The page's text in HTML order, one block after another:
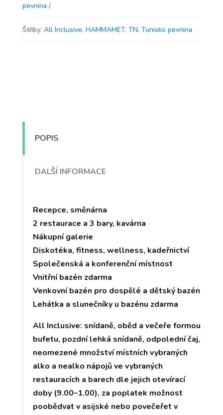
pevnina
Štítky: All Inclusive, HAMMAMET, TN, Tunisko pevnina
POPIS
DALŠÍ INFORMACE
Recepce, směnárna
2 restaurace a 3 bary, kavárna
Nákupní galerie
Diskotéka, fitness, wellness, kadeřnictví
Společenská a konferenční místnost
Vnitřní bazén zdarma
Venkovní bazén pro dospělé a dětský bazén
Lehátka a slunečníky u bazénu zdarma
All Inclusive: snídaně, oběd a večeře formou
bufetu, pozdní lehká snídaně, odpolední čaj,
neomezené množství místních vybraných
alko a nealko nápojů ve vybraných
restauracích a barech dle jejich otevírací
doby (9.00–1.00), za poplatek možnost
poobědvat v asijské nebo povečeřet v